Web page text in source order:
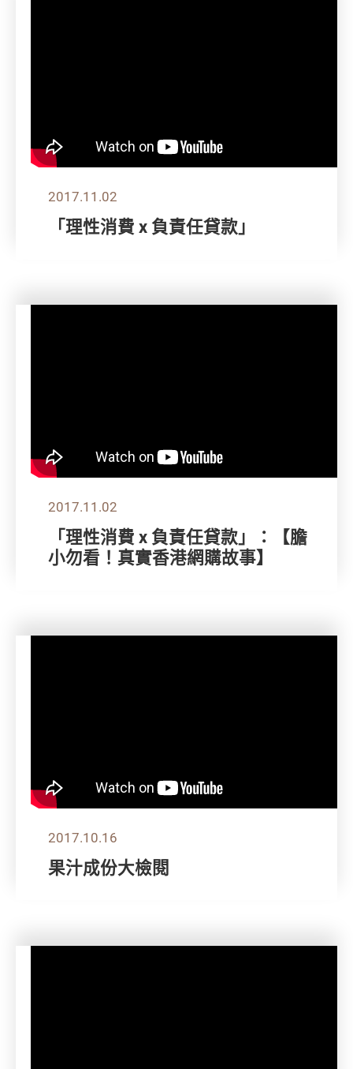
2017.11.02
「理性消費 x 負責任貸款」
2017.11.02
「理性消費 x 負責任貸款」：【膽
小勿看！真實香港網購故事】
2017.10.16
果汁成份大檢閱